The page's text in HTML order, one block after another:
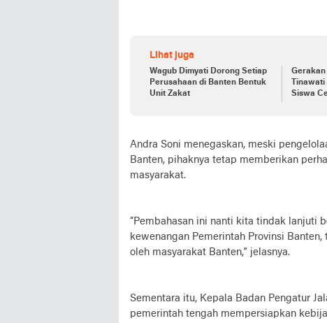
Lihat juga
Wagub Dimyati Dorong Setiap
Perusahaan di Banten Bentuk
Unit Zakat
Gerakan
Siswa
Andra Soni menegaskan, meski
Banten, pihaknya tetap memberikan
masyarakat.
“Pembahasan ini nanti kita tindak lanjuti
kewenangan Pemerintah Provinsi
oleh masyarakat Banten,” jelasnya.
Sementara itu, Kepala Badan Pengatur
pemerintah tengah mempersiapkan